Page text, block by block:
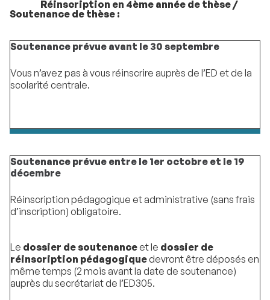
Réinscription en 4ème année de thèse /
Soutenance de thèse :
Soutenance prévue avant le 30 septembre
Vous n’avez pas à vous réinscrire auprès de l’ED et de la
scolarité centrale.
Soutenance prévue entre le 1er octobre et le 19
décembre
Réinscription pédagogique et administrative (sans frais
d’inscription) obligatoire.
Le dossier de soutenanceet le dossier de
réinscription pédagogiquedevront être déposés en
même temps (2 mois avant la date de soutenance)
auprès du secrétariat de l’ED305.